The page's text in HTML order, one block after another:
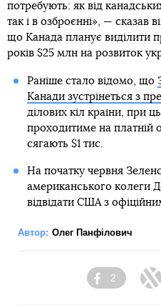
потребують: як від
так і в озброєнні», — сказав
що Канада планує виділити
років $25 млн на розвиток
Раніше стало відомо, що
Канади зустрінеться з
ділових кіл країни, при
проходитиме на платній
сягають $1 тис.
На початку червня
американського колеги
відвідати США з
Автор: Олег Панфілович
Facebook
2